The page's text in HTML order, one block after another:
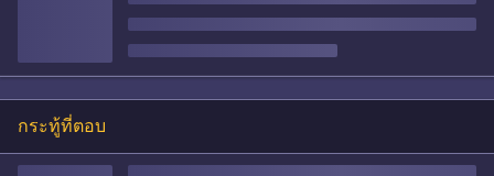
กระทู้ที่ตอบ